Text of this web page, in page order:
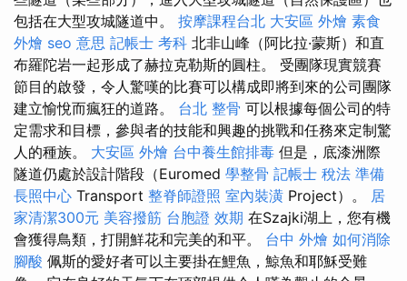
包括在大型攻城隧道中。 按摩課程台北 大安區 外燴 素食
外燴 seo 意思 記帳士 考科 北非山峰（阿比拉·蒙斯）和直
布羅陀岩一起形成了赫拉克勒斯的圓柱。 受團隊現實競賽
節目的啟發，令人驚嘆的比賽可以構成即將到來的公司團隊
建立愉悅而瘋狂的道路。 台北 整骨 可以根據每個公司的特
定需求和目標，參與者的技能和興趣的挑戰和任務來定制驚
人的種族。 大安區 外燴 台中養生館排毒 但是，底漆洲際
隧道仍處於設計階段（Euromed 學整骨 記帳士 稅法 準備
長照中心 Transport 整脊師證照 室內裝潢 Project）。 居
家清潔300元 美容撥筋 台胞證 效期 在Szajki湖上，您有機
會獲得鳥類，打開鮮花和完美的和平。 台中 外燴 如何消除
腳酸 佩斯的愛好者可以主要掛在鯉魚，鯨魚和耶穌受難